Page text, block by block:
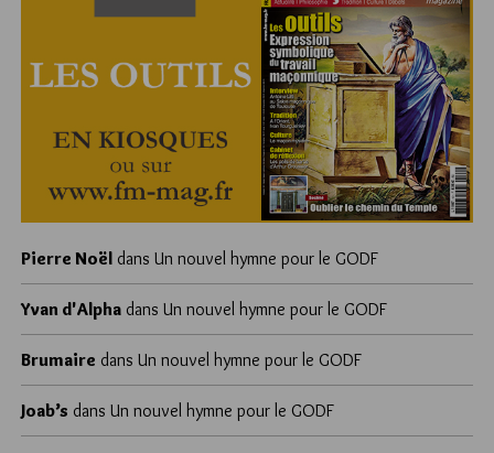
Pierre Noël dans Un nouvel hymne pour le GODF
Yvan d'Alpha dans Un nouvel hymne pour le GODF
Brumaire dans Un nouvel hymne pour le GODF
Joab’s dans Un nouvel hymne pour le GODF